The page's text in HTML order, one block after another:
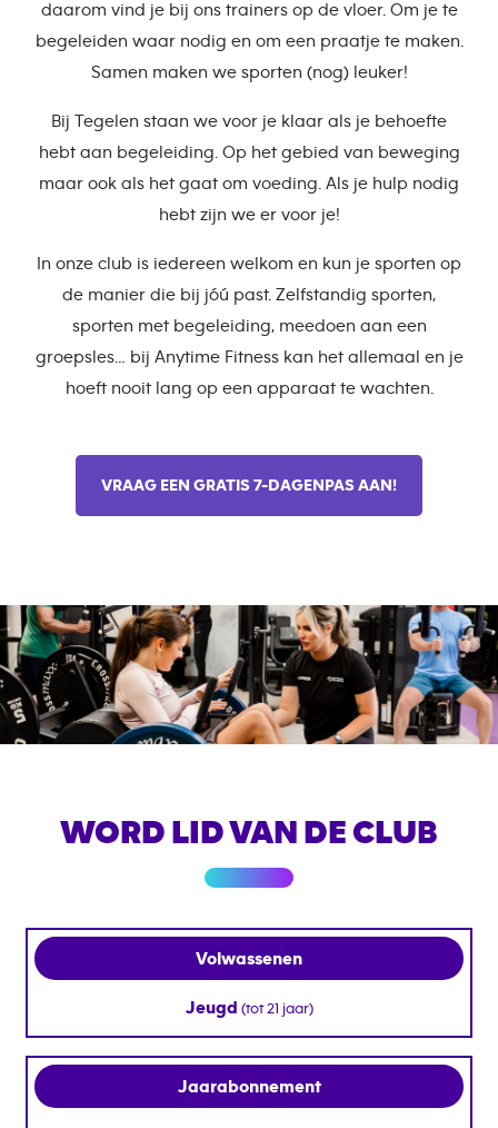
daarom vind je bij ons trainers op de vloer. Om je te
begeleiden waar nodig en om een praatje te maken.
Samen maken we sporten (nog) leuker!
Bij Tegelen staan we voor je klaar als je behoefte
hebt aan begeleiding. Op het gebied van beweging
maar ook als het gaat om voeding. Als je hulp nodig
hebt zijn we er voor je!
In onze club is iedereen welkom en kun je sporten op
de manier die bij jóú past. Zelfstandig sporten,
sporten met begeleiding, meedoen aan een
groepsles… bij Anytime Fitness kan het allemaal en je
hoeft nooit lang op een apparaat te wachten.
VRAAG EEN GRATIS 7-DAGENPAS AAN!